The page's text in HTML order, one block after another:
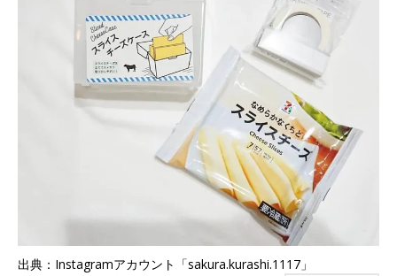
出典：Instagramアカウント「sakura.kurashi.1117」